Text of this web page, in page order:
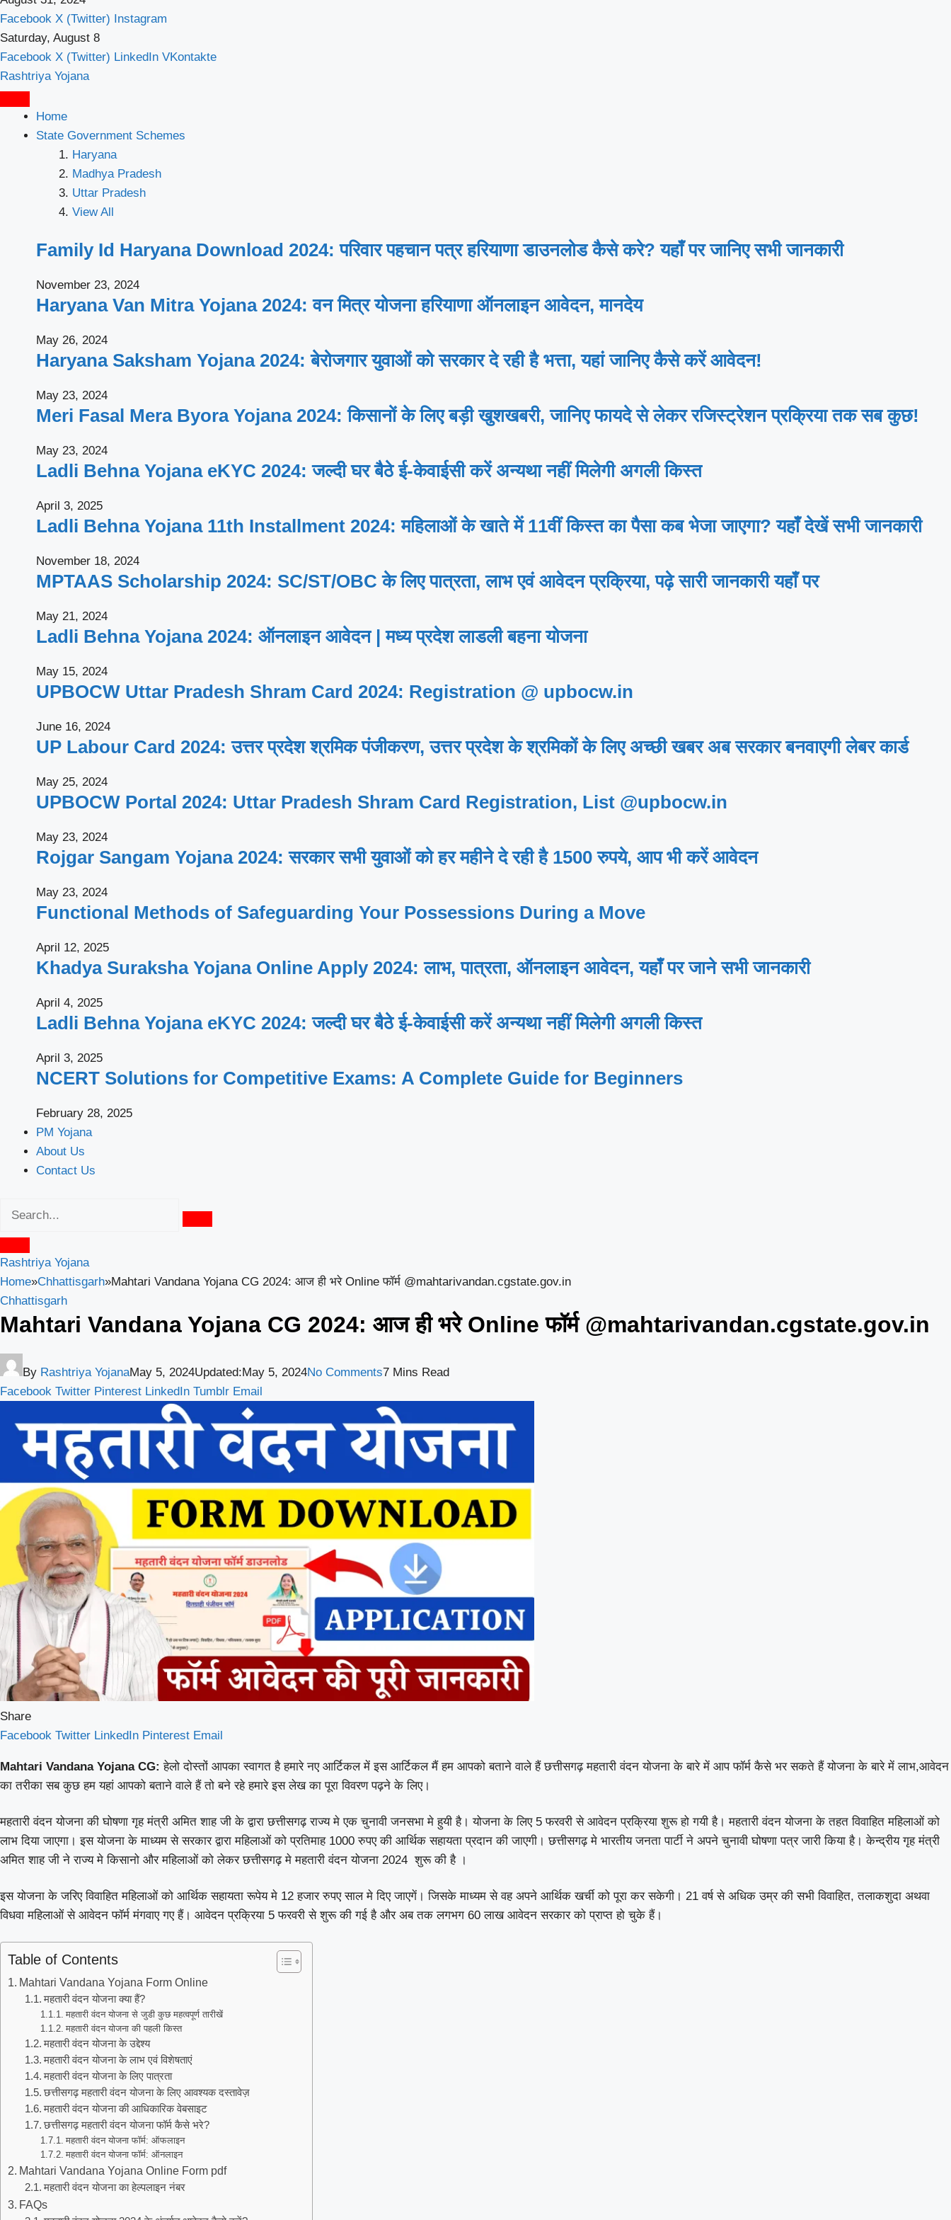
Facebook X (Twitter) Instagram
Saturday, August 8
Facebook X (Twitter) LinkedIn VKontakte
Rashtriya Yojana
Home
State Government Schemes
Haryana
Madhya Pradesh
Uttar Pradesh
View All
Family Id Haryana Download 2024: परिवार पहचान पत्र हरियाणा डाउनलोड कैसे करे? यहाँ पर जानिए सभी जानकारी
November 23, 2024
Haryana Van Mitra Yojana 2024: वन मित्र योजना हरियाणा ऑनलाइन आवेदन, मानदेय
May 26, 2024
Haryana Saksham Yojana 2024: बेरोजगार युवाओं को सरकार दे रही है भत्ता, यहां जानिए कैसे करें आवेदन!
May 23, 2024
Meri Fasal Mera Byora Yojana 2024: किसानों के लिए बड़ी खुशखबरी, जानिए फायदे से लेकर रजिस्ट्रेशन प्रक्रिया तक सब कुछ!
May 23, 2024
Ladli Behna Yojana eKYC 2024: जल्दी घर बैठे ई-केवाईसी करें अन्यथा नहीं मिलेगी अगली किस्त
April 3, 2025
Ladli Behna Yojana 11th Installment 2024: महिलाओं के खाते में 11वीं किस्त का पैसा कब भेजा जाएगा? यहाँ देखें सभी जानकारी
November 18, 2024
MPTAAS Scholarship 2024: SC/ST/OBC के लिए पात्रता, लाभ एवं आवेदन प्रक्रिया, पढ़े सारी जानकारी यहाँ पर
May 21, 2024
Ladli Behna Yojana 2024: ऑनलाइन आवेदन | मध्य प्रदेश लाडली बहना योजना
May 15, 2024
UPBOCW Uttar Pradesh Shram Card 2024: Registration @ upbocw.in
June 16, 2024
UP Labour Card 2024: उत्तर प्रदेश श्रमिक पंजीकरण, उत्तर प्रदेश के श्रमिकों के लिए अच्छी खबर अब सरकार बनवाएगी लेबर कार्ड
May 25, 2024
UPBOCW Portal 2024: Uttar Pradesh Shram Card Registration, List @upbocw.in
May 23, 2024
Rojgar Sangam Yojana 2024: सरकार सभी युवाओं को हर महीने दे रही है 1500 रुपये, आप भी करें आवेदन
May 23, 2024
Functional Methods of Safeguarding Your Possessions During a Move
April 12, 2025
Khadya Suraksha Yojana Online Apply 2024: लाभ, पात्रता, ऑनलाइन आवेदन, यहाँ पर जाने सभी जानकारी
April 4, 2025
Ladli Behna Yojana eKYC 2024: जल्दी घर बैठे ई-केवाईसी करें अन्यथा नहीं मिलेगी अगली किस्त
April 3, 2025
NCERT Solutions for Competitive Exams: A Complete Guide for Beginners
February 28, 2025
PM Yojana
About Us
Contact Us
Rashtriya Yojana
Home»Chhattisgarh»Mahtari Vandana Yojana CG 2024: आज ही भरे Online फॉर्म @mahtarivandan.cgstate.gov.in
Chhattisgarh
Mahtari Vandana Yojana CG 2024: आज ही भरे Online फॉर्म @mahtarivandan.cgstate.gov.in
By Rashtriya YojanaMay 5, 2024Updated:May 5, 2024No Comments7 Mins Read
Facebook Twitter Pinterest LinkedIn Tumblr Email
Share
Facebook Twitter LinkedIn Pinterest Email
Mahtari Vandana Yojana CG:हेलो दोस्तों आपका स्वागत है हमारे नए आर्टिकल में इस आर्टिकल मैं हम आपको बताने वाले हैं छत्तीसगढ़ महतारी वंदन योजना के बारे में आप फॉर्म कैसे भर सकते हैं योजना के बारे में लाभ,आवेदन
का तरीका सब कुछ हम यहां आपको बताने वाले हैं तो बने रहे हमारे इस लेख का पूरा विवरण पढ़ने के लिए।
महतारी वंदन योजना की घोषणा गृह मंत्री अमित शाह जी के द्वारा छत्तीसगढ़ राज्य मे एक चुनावी जनसभा मे हुयी है। योजना के लिए 5 फरवरी से आवेदन प्रक्रिया शुरू हो गयी है। महतारी वंदन योजना के तहत विवाहित महिलाओं को
लाभ दिया जाएगा। इस योजना के माध्यम से सरकार द्वारा महिलाओं को प्रतिमाह 1000 रुपए की आर्थिक सहायता प्रदान की जाएगी। छत्तीसगढ़ मे भारतीय जनता पार्टी ने अपने चुनावी घोषणा पत्र जारी किया है। केन्द्रीय गृह मंत्री
अमित शाह जी ने राज्य मे किसानो और महिलाओं को लेकर छत्तीसगढ़ मे महतारी वंदन योजना 2024 शुरू की है ।
इस योजना के जरिए विवाहित महिलाओं को आर्थिक सहायता रूपेय मे 12 हजार रुपए साल मे दिए जाएगें। जिसके माध्यम से वह अपने आर्थिक खर्ची को पूरा कर सकेगी। 21 वर्ष से अधिक उम्र की सभी विवाहित, तलाकशुदा अथवा
विधवा महिलाओं से आवेदन फॉर्म मंगवाए गए हैं। आवेदन प्रक्रिया 5 फरवरी से शुरू की गई है और अब तक लगभग 60 लाख आवेदन सरकार को प्राप्त हो चुके हैं।
Table of Contents
Mahtari Vandana Yojana Form Online
महतारी वंदन योजना क्या हैं?
महतारी वंदन योजना से जुडी कुछ महत्वपूर्ण तारीखें
महतारी वंदन योजना की पहली किस्त
महतारी वंदन योजना के उद्देश्य
महतारी वंदन योजना के लाभ एवं विशेषताएं
महतारी वंदन योजना के लिए पात्रता
छत्तीसगढ़ महतारी वंदन योजना के लिए आवश्यक दस्तावेज़
महतारी वंदन योजना की आधिकारिक वेबसाइट
छत्तीसगढ़ महतारी वंदन योजना फॉर्म कैसे भरे?
महतारी वंदन योजना फॉर्म: ऑफलाइन
महतारी वंदन योजना फॉर्म: ऑनलाइन
Mahtari Vandana Yojana Online Form pdf
महतारी वंदन योजना का हेल्पलाइन नंबर
FAQs